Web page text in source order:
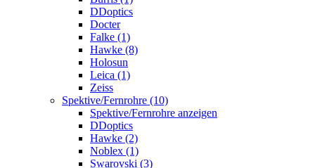
DDoptics
Docter
Falke (1)
Hawke (8)
Holosun
Leica (1)
Zeiss
Spektive/Fernrohre (10)
Spektive/Fernrohre anzeigen
DDoptics
Hawke (2)
Noblex (1)
Swarovski (3)